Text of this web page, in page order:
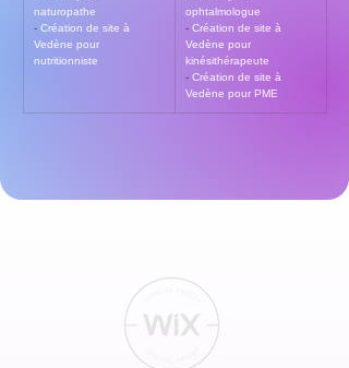
naturopathe
- Création de site à
Vedène pour
nutritionniste
ophtalmologue
- Création de site à
Vedène pour
kinésithérapeute
- Création de site à
Vedène pour PME